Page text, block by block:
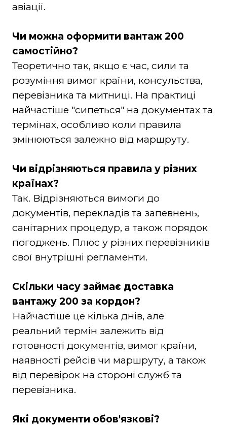
авіації.
Чи можна оформити вантаж 200
самостійно?
Теоретично так, якщо є час, сили та
розуміння вимог країни, консульства,
перевізника та митниці. На практиці
найчастіше "сипеться" на документах та
термінах, особливо коли правила
змінюються залежно від маршруту.
Чи відрізняються правила у різних
країнах?
Так. Відрізняються вимоги до
документів, перекладів та запевнень,
санітарних процедур, а також порядок
погоджень. Плюс у різних перевізників
свої внутрішні регламенти.
Скільки часу займає доставка
вантажу 200 за кордон?
Найчастіше це кілька днів, але
реальний термін залежить від
готовності документів, вимог країни,
наявності рейсів чи маршруту, а також
від перевірок на стороні служб та
перевізника.
Які документи обов'язкові?